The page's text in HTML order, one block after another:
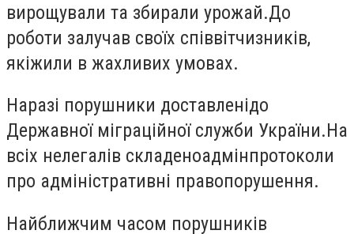
вирощували та збирали урожай.До
роботи залучав своїх співвітчизників,
якіжили в жахливих умовах.
Наразі порушники доставленідо
Державної міграційної служби України.На
всіх нелегалів складеноадмінпротоколи
про адміністративні правопорушення.
Найближчим часом порушників